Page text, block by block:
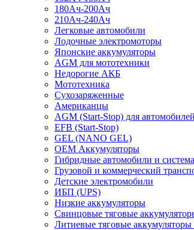
180Ач-200Ач
210Ач-240Ач
Легковые автомобили
Лодочные электромоторы
Японские аккумуляторы
AGM для мототехники
Недорогие АКБ
Мототехника
Сухозаряженные
Американцы
AGM (Start-Stop) для автомобилей
EFB (Start-Stop)
GEL (NANO GEL)
OEM Аккумуляторы
Гибридные автомобили и
Грузовой и коммерческий
Детские электромобили
ИБП (UPS)
Низкие аккумуляторы
Свинцовые тяговые
Литиевые тяговые